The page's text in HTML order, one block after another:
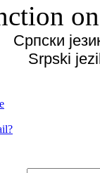
Српски
Srpski